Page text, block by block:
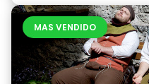
MAS VENDIDO